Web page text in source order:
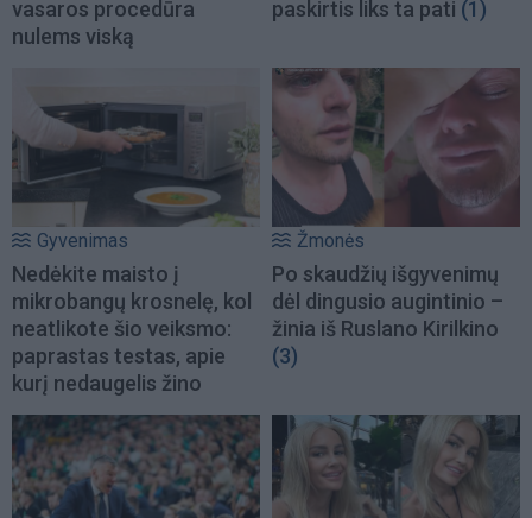
vasaros procedūra
nulems viską
paskirtis liks ta pati (1)
Gyvenimas
Nedėkite maisto į
mikrobangų krosnelę, kol
neatlikote šio veiksmo:
paprastas testas, apie
kurį nedaugelis žino
Žmonės
Po skaudžių išgyvenimų
dėl dingusio augintinio –
žinia iš Ruslano Kirilkino
(3)